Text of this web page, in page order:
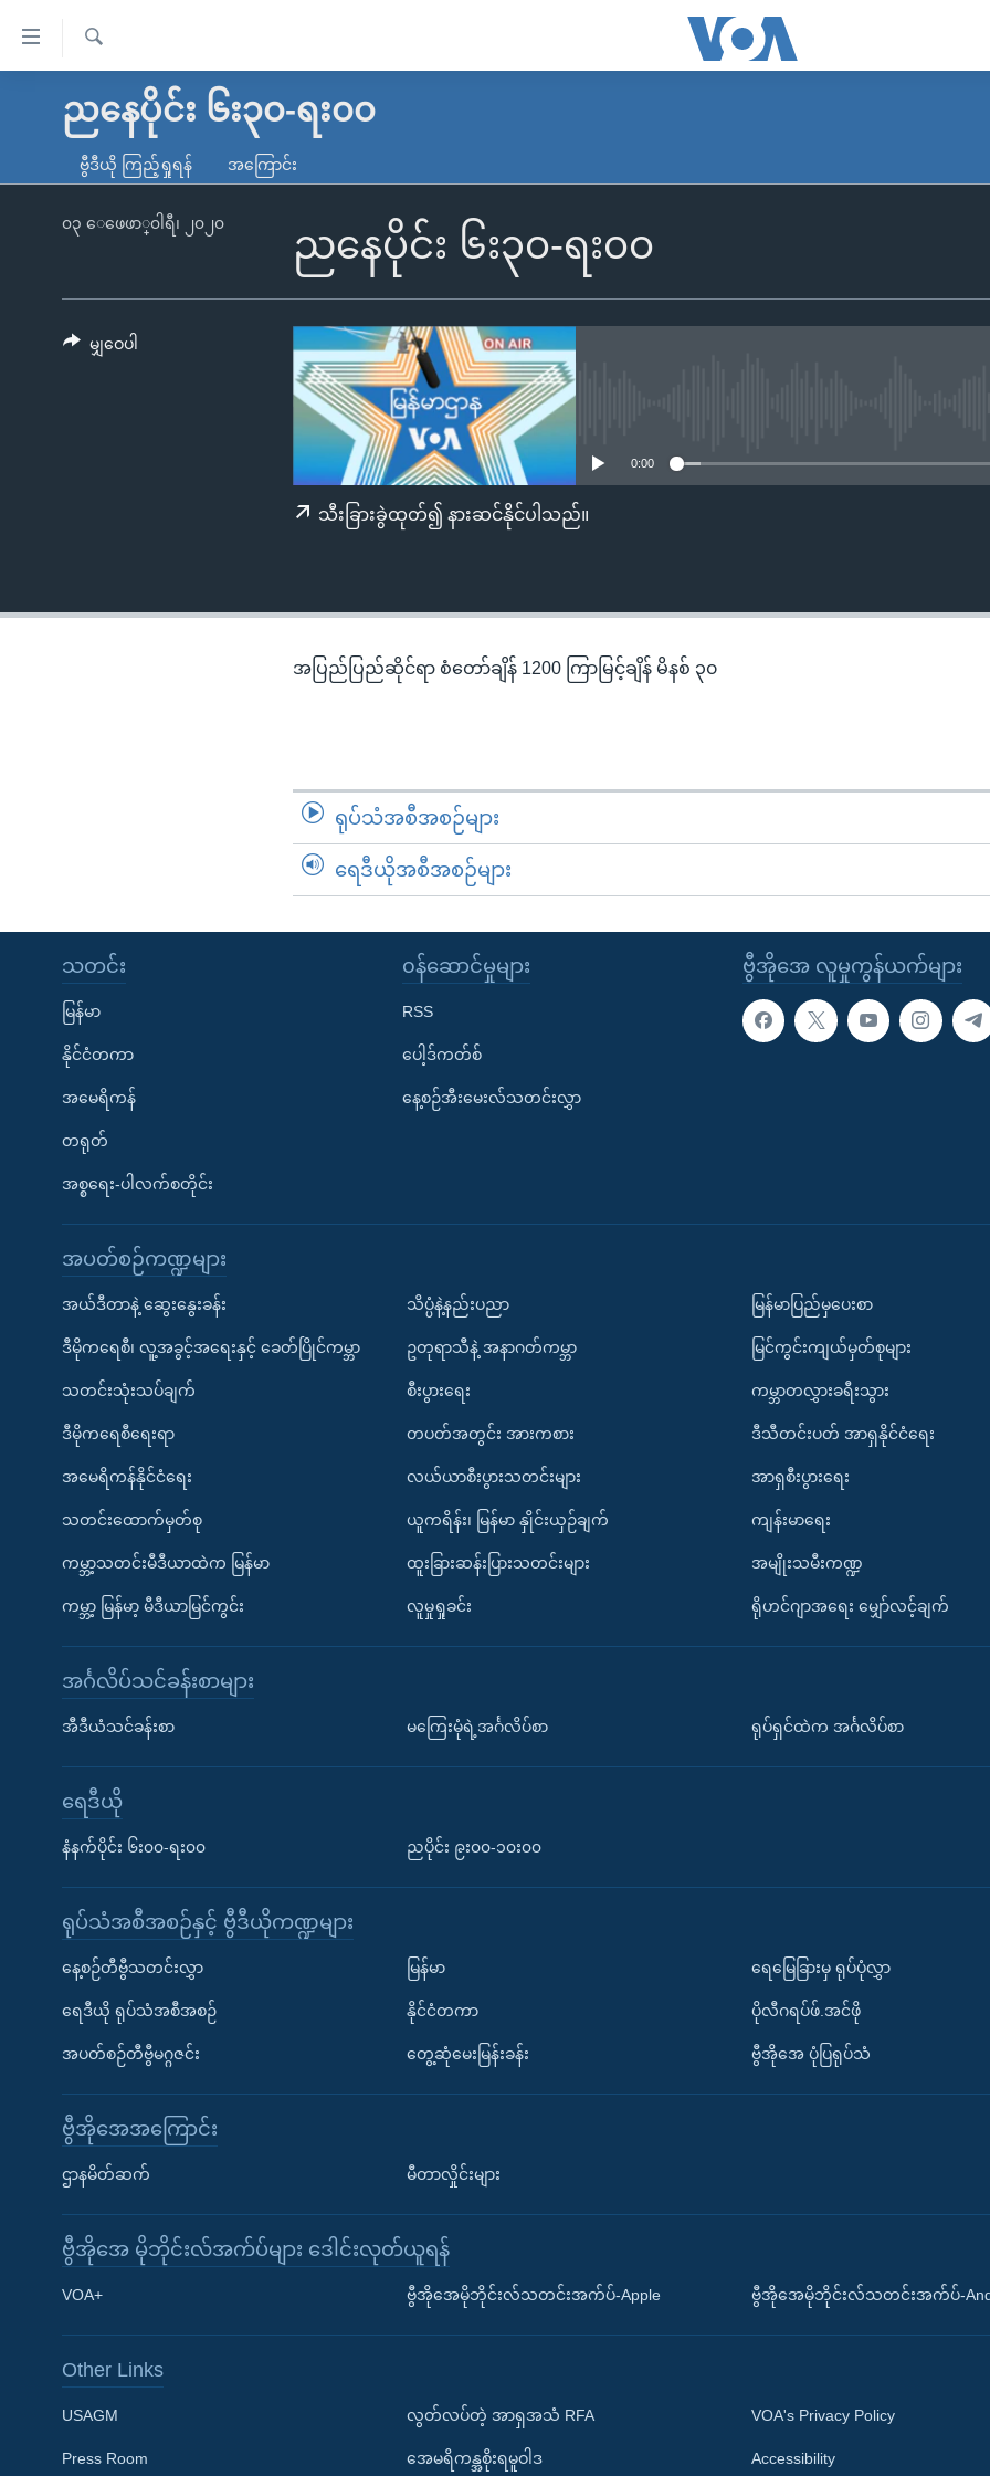
လွယ်ကူ
သည့်
ကျော်
မူလစာမျက်နှာ
ကမ္ဘာ့သတင်းများ
နိုင်ငံတကာ
တရုတ်
အစ္စရေး-ပါလက်စတိုင်း
ရပ်ဝန်းတခု လမ်းတခု အလွန်
အင်္ဂလိပ်စာလေ့လာမယ်
Learning English
ဘာသာစကားများ
ရ
လာ
ညနေပိုင်း ၆း၃၀-ရး၀၀
ဗွီဒီယို ကြည့်ရှုရန် အကြောင်း
ညနေပိုင်း ၆း၃၀-ရး၀၀
၀၃ ေဖေဖာ္၀ါရီ၊ ၂၀၂၀
0:00
သီးခြားခွဲထုတ်၍ နားဆင်နိုင်ပါသည်။
မျှဝေပါ
အပြည်ပြည်ဆိုင်ရာ စံတော်ချိန် 1200 ကြာမြင့်ချိန် မိနစ် ၃၀
ရုပ်သံအစီအစဉ်များ
ရေဒီယိုအစီအစဉ်များ
ဗွီအိုအေ လူမှုကွန်ယက်များ
သတင်း
မြန်မာ
နိုင်ငံတကာ
အမေရိကန်
တရုတ်
အစ္စရေး-ပါလက်စတိုင်း
၀န်ဆောင်မှုများ
RSS
ပေါ့ဒ်ကတ်စ်
နေ့စဉ်အီးမေးလ်သတင်းလွှာ
အပတ်စဉ်ကဏ္ဍများ
အယ်ဒီတာနဲ့ ဆွေးနွေးခန်း
ဒီမိုကရေစီ၊ လူ့အခွင့်အရေးနှင့် ခေတ်ပြိုင်ကမ္ဘာ
သတင်းသုံးသပ်ချက်
ဒီမိုကရေစီရေးရာ
အမေရိကန်နိုင်ငံရေး
သတင်းထောက်မှတ်စု
ကမ္ဘာ့သတင်းမီဒီယာထဲက မြန်မာ
ကမ္ဘာ့ မြန်မာ့ မီဒီယာမြင်ကွင်း
သိပ္ပံနဲ့နည်းပညာ
ဥတုရာသီနဲ့ အနာဂတ်ကမ္ဘာ
စီးပွားရေး
တပတ်အတွင်း အားကစား
လယ်ယာစီးပွားသတင်းများ
ယူကရိန်း၊ မြန်မာ နှိုင်းယှဉ်ချက်
ထူးခြားဆန်းပြားသတင်းများ
လူမှုရှုခင်း
မြန်မာပြည်မှပေးစာ
မြင်ကွင်းကျယ်မှတ်စုများ
ကမ္ဘာတလွှားခရီးသွား
ဒီသီတင်းပတ် အာရှနိုင်ငံရေး
အာရှစီးပွားရေး
ကျန်းမာရေး
အမျိုးသမီးကဏ္ဍ
ရိုဟင်ဂျာအရေး မျှော်လင့်ချက်
အင်္ဂလိပ်သင်ခန်းစာများ
အီဒီယံသင်ခန်းစာ မကြေးမုံရဲ့အင်္ဂလိပ်စာ ရုပ်ရှင်ထဲက အင်္ဂလိပ်စာ
ရေဒီယို
နံနက်ပိုင်း ၆း၀၀-ရး၀၀ ညပိုင်း ၉း၀၀-၁၀း၀၀
ရုပ်သံအစီအစဉ်နှင့် ဗွီဒီယိုကဏ္ဍများ
နေ့စဉ်တီဗွီသတင်းလွှာ
ရေဒီယို ရုပ်သံအစီအစဉ်
အပတ်စဉ်တီဗွီမဂ္ဂဇင်း
မြန်မာ
နိုင်ငံတကာ
တွေ့ဆုံမေးမြန်းခန်း
ရေမြေခြားမှ ရုပ်ပုံလွှာ
ပိုလီဂရပ်ဖ်.အင်ဖို
ဗွီအိုအေ ပုံပြရုပ်သံ
ဗွီအိုအေအကြောင်း
ဌာနမိတ်ဆက် မီတာလှိုင်းများ
ဗွီအိုအေ မိုဘိုင်းလ်အက်ပ်များ ဒေါင်းလုတ်ယူရန်
VOA+ ဗွီအိုအေမိုဘိုင်းလ်သတင်းအက်ပ်-Apple ဗွီအိုအေမိုဘိုင်းလ်သတင်းအက်ပ်-
Other Links
USAGM
Press Room
လွတ်လပ်တဲ့ အာရှအသံ RFA
အေမရိကန္အစိုးရမူဝါဒ
VOA's Privacy Policy
Accessibility